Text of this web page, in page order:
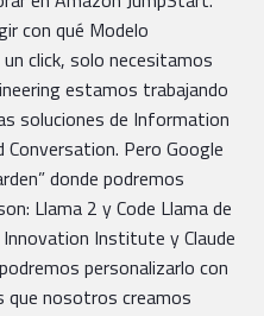
con qué Modelo
click, solo necesitamos
estamos trabajando
soluciones de Information
Conversation. Pero Google
donde podremos
Llama 2 y Code Llama de
Institute y Claude
personalizarlo con
que nosotros creamos